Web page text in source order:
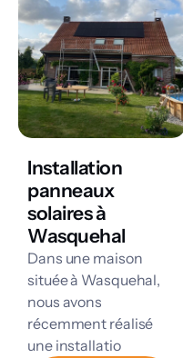
Installation
panneaux
solaires à
Wasquehal
Dans une maison
située à Wasquehal,
nous avons
récemment réalisé
une installatio